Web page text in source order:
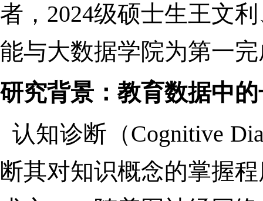
者， 2024级硕士生王文利
能与大数据学院为第一
研究背景：教育数据中
认知诊断（Cognitive
断其对知识概念的掌握